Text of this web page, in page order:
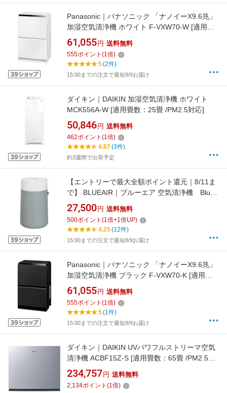
Panasonic｜パナソニック 「ナノイーX9.6兆」
加湿空気清浄機 ホワイト F-VXW70-W [適用畳
数：31畳 /最大適用畳数(加湿)：19畳 /PM2.5対
応]
61,055 円 送料無料
555ポイント (1倍)
5(2件)
15:00までの注文で最短8/9お届け
ダイキン｜DAIKIN 加湿空気清浄機 ホワイト
MCK556A-W [適用畳数：25畳 /PM2.5対応]
50,846 円 送料無料
462ポイント (1倍)
4.67(3件)
約3週間で出荷予定
【エントリーで最大全額ポイント還元｜8/11ま
で】 BLUEAIR｜ブルーエア 空気清浄機 Blue
Max 3250i [適用畳数：22畳 /PM2.5対応]
【newlife_campaign_f】
27,500 円 送料無料
500ポイント (1倍+1倍UP)
4.25(12件)
15:00までの注文で最短8/9お届け
Panasonic｜パナソニック 「ナノイーX9.6兆」
加湿空気清浄機 ブラック F-VXW70-K [適用畳
数：31畳 /最大適用畳数(加湿)：19畳 /PM2.5対
応]
61,055 円 送料無料
555ポイント (1倍)
5(1件)
15:00までの注文で最短8/9お届け
ダイキン｜DAIKIN UVパワフルストリーマ空気
清浄機 ACBF15Z-S [適用畳数：65畳 /PM2.5対
応]【rb_air_cpn】
234,757 円 送料無料
2,134ポイント (1倍)